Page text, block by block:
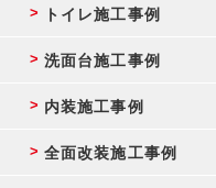
トイレ施工事例
洗面台施工事例
内装施工事例
全面改装施工事例